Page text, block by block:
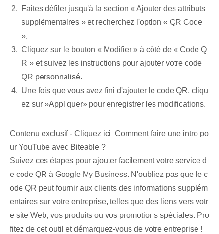
Faites défiler jusqu'à la section « Ajouter des attributs
supplémentaires » et recherchez l'option « QR Code
».
Cliquez sur le bouton « Modifier » à côté de « Code Q
R » et suivez les instructions pour ajouter votre code
QR personnalisé.
Une fois que vous avez fini d'ajouter le code QR, cliqu
ez sur ⁣»Appliquer»​ pour enregistrer les modifications.
Contenu exclusif - Cliquez ici Comment faire une intro po
ur YouTube avec Biteable ?
Suivez ces étapes pour ajouter facilement votre service d
e code QR à Google My Business. N'oubliez pas que le c
ode QR peut fournir aux clients des informations supplém
entaires sur votre entreprise, telles que des liens vers votr
e site Web, vos produits ou vos promotions spéciales. Pro
fitez de cet outil et démarquez-vous de votre entreprise !